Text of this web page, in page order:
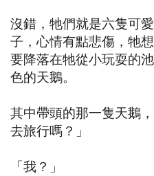
沒錯，牠們就是六隻可
子，心情有點悲傷，牠
要降落在牠從小玩耍的
色的天鵝。
其中帶頭的那一隻天鵝
去旅行嗎？」
「我？」